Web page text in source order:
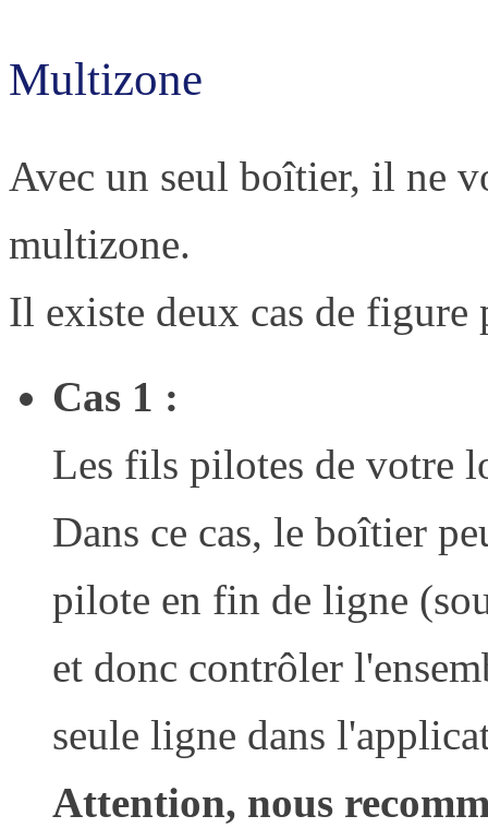
Multizone
Avec un seul boîtier, il ne
multizone.
Il existe deux cas de figure
Cas 1 :
Les fils pilotes de votre
Dans ce cas, le boîtier
pilote en fin de ligne
et donc contrôler
seule ligne dans
Attention, nous